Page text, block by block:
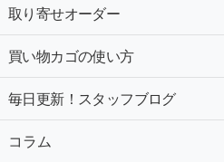
取り寄せオーダー
買い物カゴの使い方
毎日更新！スタッフブログ
コラム